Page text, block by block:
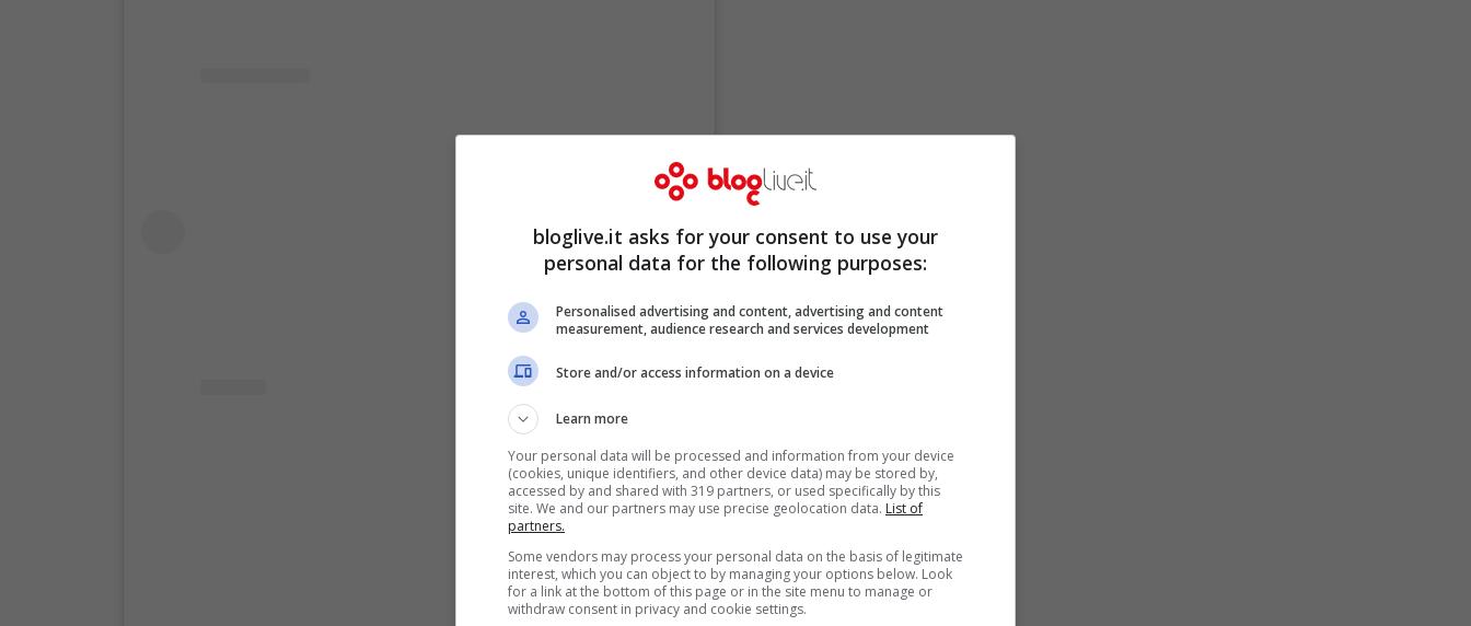
bloglive.it asks for your consent to use your
personal data for the following purposes:
Personalised advertising and content, advertising and content
measurement, audience research and services development
Store and/or access information on a device
Learn more
Your personal data will be processed and information from your device
(cookies, unique identifiers, and other device data) may be stored by,
accessed by and shared with 319 partners, or used specifically by this
site. We and our partners may use precise geolocation data. List of
partners.
Some vendors may process your personal data on the basis of legitimate
interest, which you can object to by managing your options below. Look
for a link at the bottom of this page or in the site menu to manage or
withdraw consent in privacy and cookie settings.